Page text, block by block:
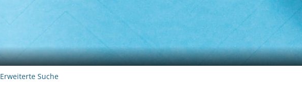
Erweiterte Suche